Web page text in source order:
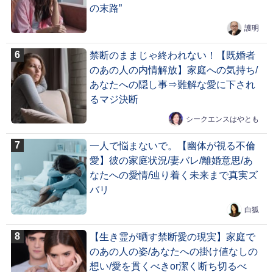
の末路”
護明
禁断のままじゃ終われない！【既婚者
のあの人の内情解放】家庭への気持ち/
あなたへの隠し事⇒難解な愛に下され
るマジ決断
シークエンスはやとも
一人で悩まないで。【幽体が視る不倫
愛】彼の家庭状況/妻バレ/離婚意思/あ
なたへの愛情/辿り着く未来まで真実ズ
バリ
白狐
【生き霊が晒す禁断愛の現実】家庭で
のあの人の姿/あなたへの掛け値なしの
想い/愛を貫くべきor潔く断ち切るべ